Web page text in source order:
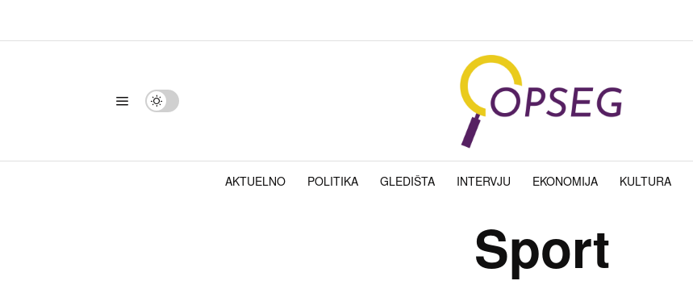
AKTUELNO POLITIKA GLEDIŠTA INTERVJU EKONOMIJA KULTURA
Sport